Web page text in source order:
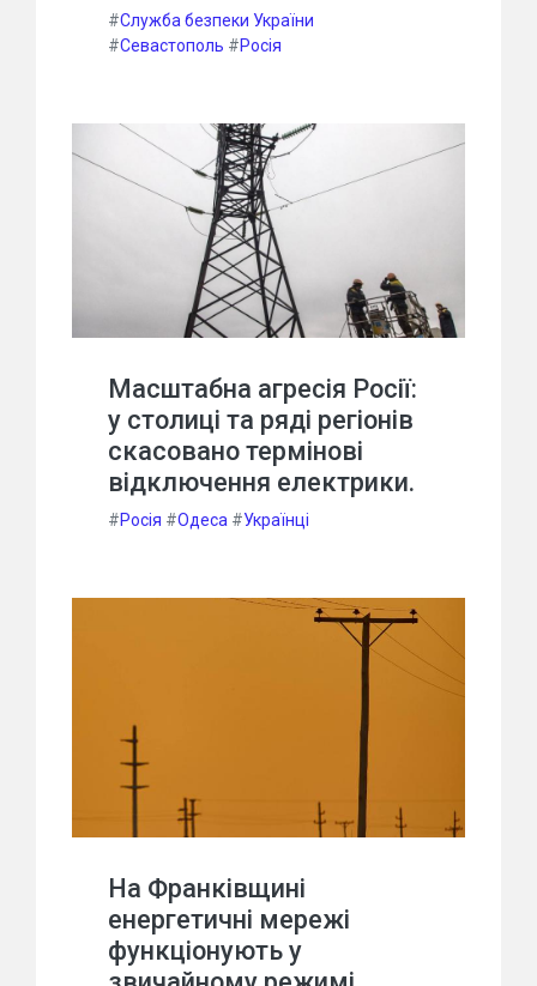
#Служба безпеки України
#Севастополь #Росія
Масштабна агресія Росії:
у столиці та ряді регіонів
скасовано термінові
відключення електрики.
#Росія #Одеса #Українці
На Франківщині
енергетичні мережі
функціонують у